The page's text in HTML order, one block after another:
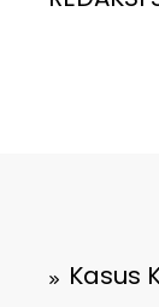
Kasus